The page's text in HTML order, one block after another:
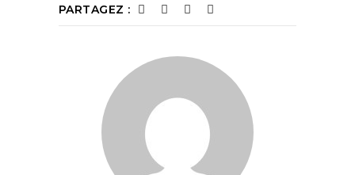
PARTAGEZ :